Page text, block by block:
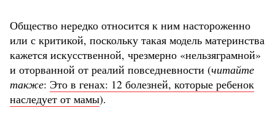
Общество нередко относится к ним настороженно
или с критикой, поскольку такая модель материнства
кажется искусственной, чрезмерно «нельзяграмной»
и оторванной от реалий повседневности (читайте
также: Это в генах: 12 болезней, которые ребенок
наследует от мамы).